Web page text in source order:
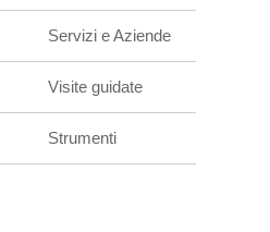
Servizi e Aziende
Visite guidate
Strumenti